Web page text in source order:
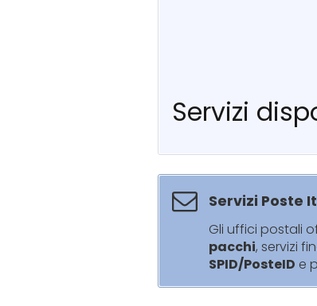
Servizi
Servizi Poste
Gli uffici postali
pacchi, servizi
SPID/PosteID e